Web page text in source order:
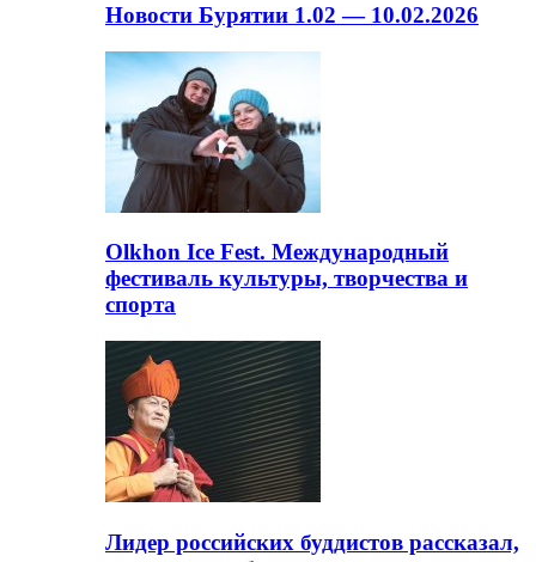
Новости Бурятии 1.02 — 10.02.2026
Olkhon Ice Fest. Международный
фестиваль культуры, творчества и
спорта
Лидер российских буддистов рассказал,